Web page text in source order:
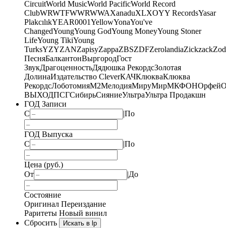
CircuitWorld MusicWorld PacificWorld Record
ClubWRWTFWWRWWAXanaduXLXOYY RecordsYasar
PlakcılıkYEAR0001YellowYonaYou've
ChangedYoungYoung GodYoung MoneyYoung Stoner
LifeYoung TikiYoung
TurksYZYZANZapisyZappaZBSZDFZerolandiaZickzack
ПесняБалкантонВыргородГост
ЗвукДрагоценностьДядюшка РекордсЗолотая
ДолинаИздательство CleverКАЧКлюкваКлюква
РекордсЛоботомияМ2МелодияМируМирМКФОНОрфей
ВЫХОДПСГСибирьСияниеУльтраУльтра Продакшн
ГОД Записи
С
|По
ГОД Выпуска
С
|По
Цена (руб.)
От
|До
Состояние
Оригинал Переиздание
Раритеты Новый винил
Сбросить
Искать в lp